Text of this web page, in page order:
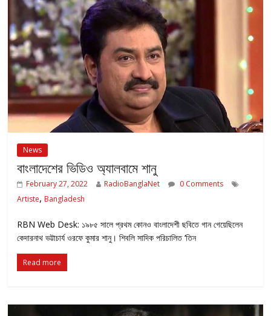
News
বাংলাদেশের ভিডিও অ্যালবামে শানু
February 27, 2022 RadioBanglaNet
0 Comments
Artiste, Bangladesh
RBN Web Desk: ১৯৮৫ সালে প্রথম কোনও বাংলাদেশী ছবিতে গান গেয়েছিলেন
কেদারনাথ ভট্টাচার্য ওরফে কুমার শানু। শিবলি সাদিক পরিচালিত ‘তিন
Read more